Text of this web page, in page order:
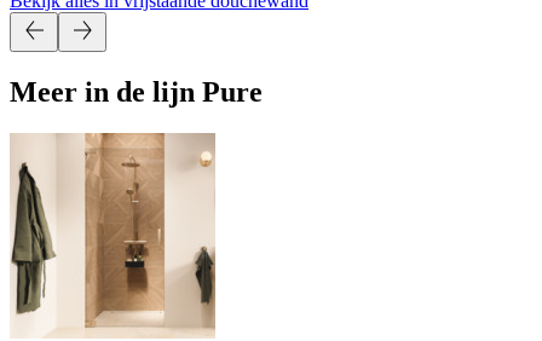
Meer in de lijn Pure